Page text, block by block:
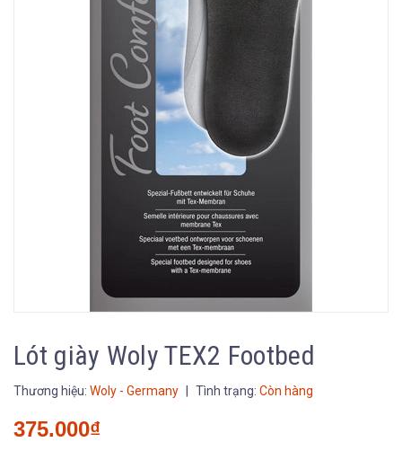
Lót giày Woly TEX2 Footbed
Thương hiệu: Woly - Germany Tình trạng: Còn hàng
375.000₫